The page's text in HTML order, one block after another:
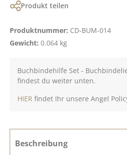
Produkt teilen
Produktnummer: CD-BUM-014
Gewicht: 0.064 kg
Buchbindehilfe Set -
findest du weiter unten.
HIER findet Ihr unsere Angel
Beschreibung